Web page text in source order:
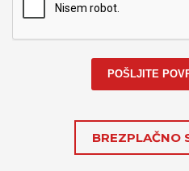
POŠLJITE
BREZPLAČNO